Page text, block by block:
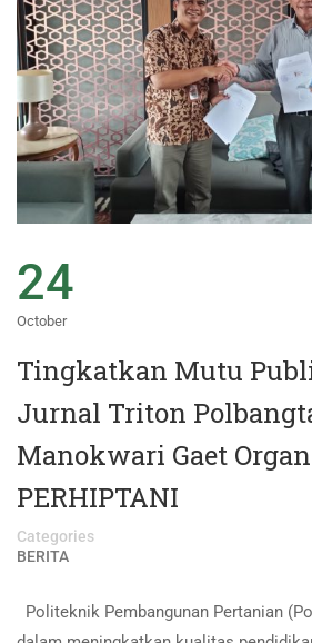
24
October
Tingkatkan Mutu
Jurnal Triton
Manokwari Gaet
PERHIPTANI
Categories
BERITA
Politeknik Pembangunan Pertanian